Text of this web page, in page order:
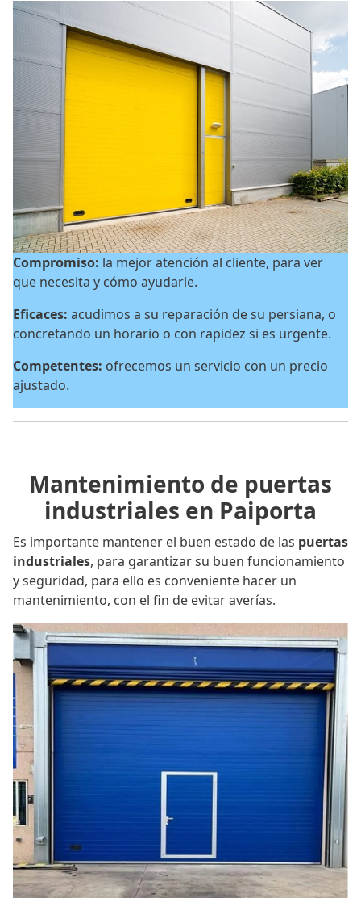
Compromiso: la mejor atención al cliente, para ver
que necesita y cómo ayudarle.
Eficaces: acudimos a su reparación de su persiana, o
concretando un horario o con rapidez si es urgente.
Competentes: ofrecemos un servicio con un precio
ajustado.
Mantenimiento de puertas
industriales en Paiporta
Es importante mantener el buen estado de las puertas
industriales, para garantizar su buen funcionamiento
y seguridad, para ello es conveniente hacer un
mantenimiento, con el fin de evitar averías.